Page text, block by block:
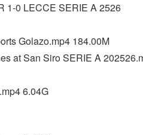
1-0 LECCE SERIE A 2526
Golazo.mp4 184.00M
at San Siro SERIE A
6.04G